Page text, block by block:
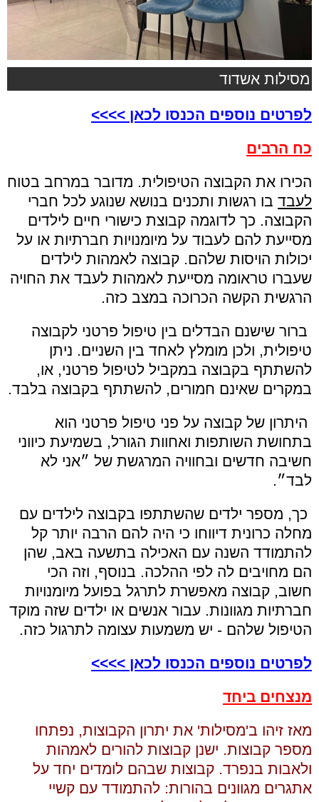
מסילות אשדוד
לפרטים נוספים הכנסו לכאן >>>>
כח הרבים
הכירו את הקבוצה הטיפולית. מדובר במרחב בטוח
לעבד בו רגשות ותכנים בנושא שנוגע לכל חברי
הקבוצה. כך לדוגמה קבוצת כישורי חיים לילדים
מסייעת להם לעבוד על מיומנויות חברתיות או על
יכולות הויסות שלהם. קבוצה לאמהות לילדים
שעברו טראומה מסייעת לאמהות לעבד את החויה
הרגשית הקשה הכרוכה במצב כזה.
ברור שישנם הבדלים בין טיפול פרטני לקבוצה
טיפולית, ולכן מומלץ לאחד בין השניים. ניתן
להשתתף בקבוצה במקביל לטיפול פרטני, או,
במקרים שאינם חמורים, להשתתף בקבוצה בלבד.
היתרון של קבוצה על פני טיפול פרטני הוא
בתחושת השותפות ואחוות הגורל, בשמיעת כיווני
חשיבה חדשים ובחוויה המרגשת של ״אני לא
לבד״.
כך, מספר ילדים שהשתתפו בקבוצה לילדים עם
מחלה כרונית דיווחו כי היה להם הרבה יותר קל
להתמודד השנה עם האכילה בתשעה באב, שהן
הם מחויבים לה לפי ההלכה. בנוסף, וזה הכי
חשוב, קבוצה מאפשרת לתרגל בפועל מיומנויות
חברתיות מגוונות. עבור אנשים או ילדים שזה מוקד
הטיפול שלהם - יש משמעות עצומה לתרגול כזה.
לפרטים נוספים הכנסו לכאן >>>>
מנצחים ביחד
מאז זיהו ב'מסילות' את יתרון הקבוצות, נפתחו
מספר קבוצות. ישנן קבוצות להורים לאמהות
ולאבות בנפרד. קבוצות שבהם לומדים יחד על
אתגרים מגוונים בהורות: להתמודד עם קשיי